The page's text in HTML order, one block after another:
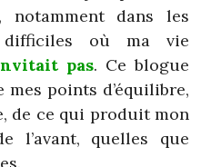
notamment dans les
où ma vie
pas. Ce blogue
points d’équilibre,
de ce qui produit mon
l’avant, quelles que